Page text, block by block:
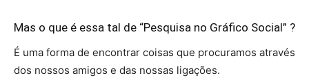
Mas o que é essa tal de “Pesquisa no Gráfico Social” ?
É uma forma de encontrar coisas que procuramos através
dos nossos amigos e das nossas ligações.